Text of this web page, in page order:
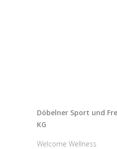
Döbelner Sport und
KG
Welcome Wellness